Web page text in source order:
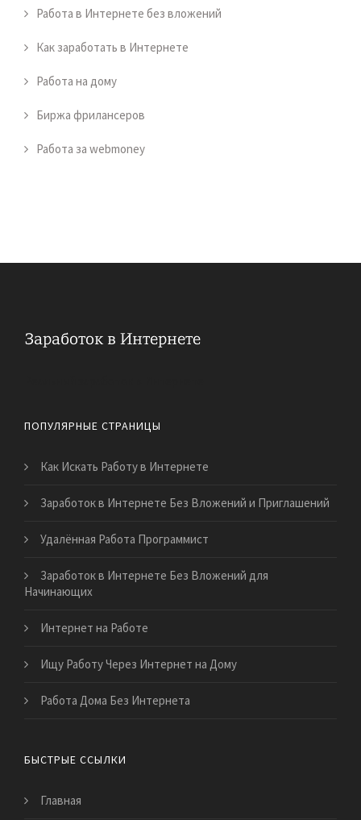
Работа в Интернете без вложений
Как заработать в Интернете
Работа на дому
Биржа фрилансеров
Работа за webmoney
ПОПУЛЯРНЫЕ СТРАНИЦЫ
Как Искать Работу в Интернете
Заработок в Интернете Без Вложений и Приглашений
Удалённая Работа Программист
Заработок в Интернете Без Вложений для
Начинающих
Интернет на Работе
Ищу Работу Через Интернет на Дому
Работа Дома Без Интернета
БЫСТРЫЕ ССЫЛКИ
Главная